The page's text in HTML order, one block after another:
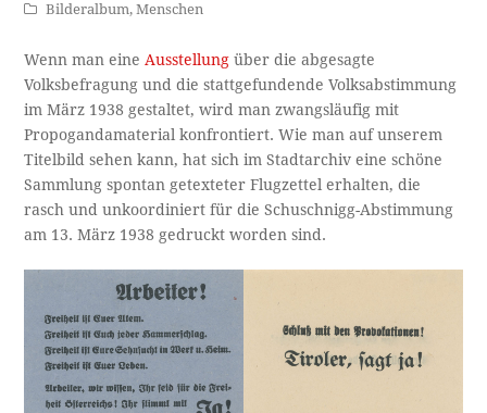
Bilderalbum,Menschen
Wenn man eine Ausstellung über die abgesagte
Volksbefragung und die stattgefundende Volksabstimmung
im März 1938 gestaltet, wird man zwangsläufig mit
Propogandamaterial konfrontiert. Wie man auf unserem
Titelbild sehen kann, hat sich im Stadtarchiv eine schöne
Sammlung spontan getexteter Flugzettel erhalten, die
rasch und unkoordiniert für die Schuschnigg-Abstimmung
am 13. März 1938 gedruckt worden sind.